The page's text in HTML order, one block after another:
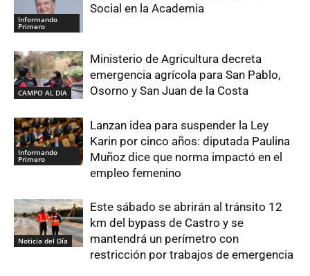
Informando
Primero
Social en la Academia
CAMPO AL DIA
Ministerio de Agricultura decreta
emergencia agrícola para San Pablo,
Osorno y San Juan de la Costa
Informando
Primero
Lanzan idea para suspender la Ley
Karin por cinco años: diputada Paulina
Muñoz dice que norma impactó en el
empleo femenino
Noticia del Día
Este sábado se abrirán al tránsito 12
km del bypass de Castro y se
mantendrá un perímetro con
restricción por trabajos de emergencia